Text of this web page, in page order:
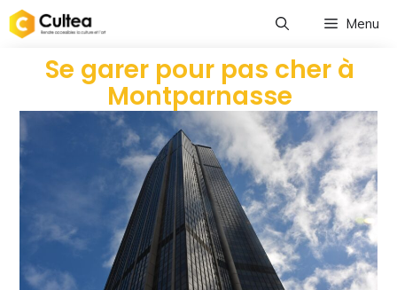
Menu
Se garer pour pas cher à
Montparnasse